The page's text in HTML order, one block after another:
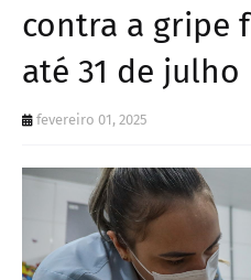
contra a gripe
até 31 de julho
fevereiro 01, 2025